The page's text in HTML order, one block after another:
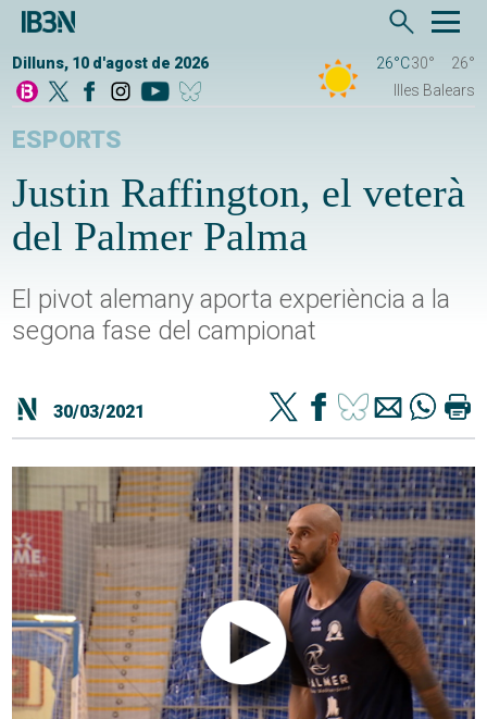
Dilluns, 10 d'agost de 2026 26°C30°
26°
Illes Balears
ESPORTS
Justin Raffington, el veterà
del Palmer Palma
El pivot alemany aporta experiència a la
segona fase del campionat
30/03/2021